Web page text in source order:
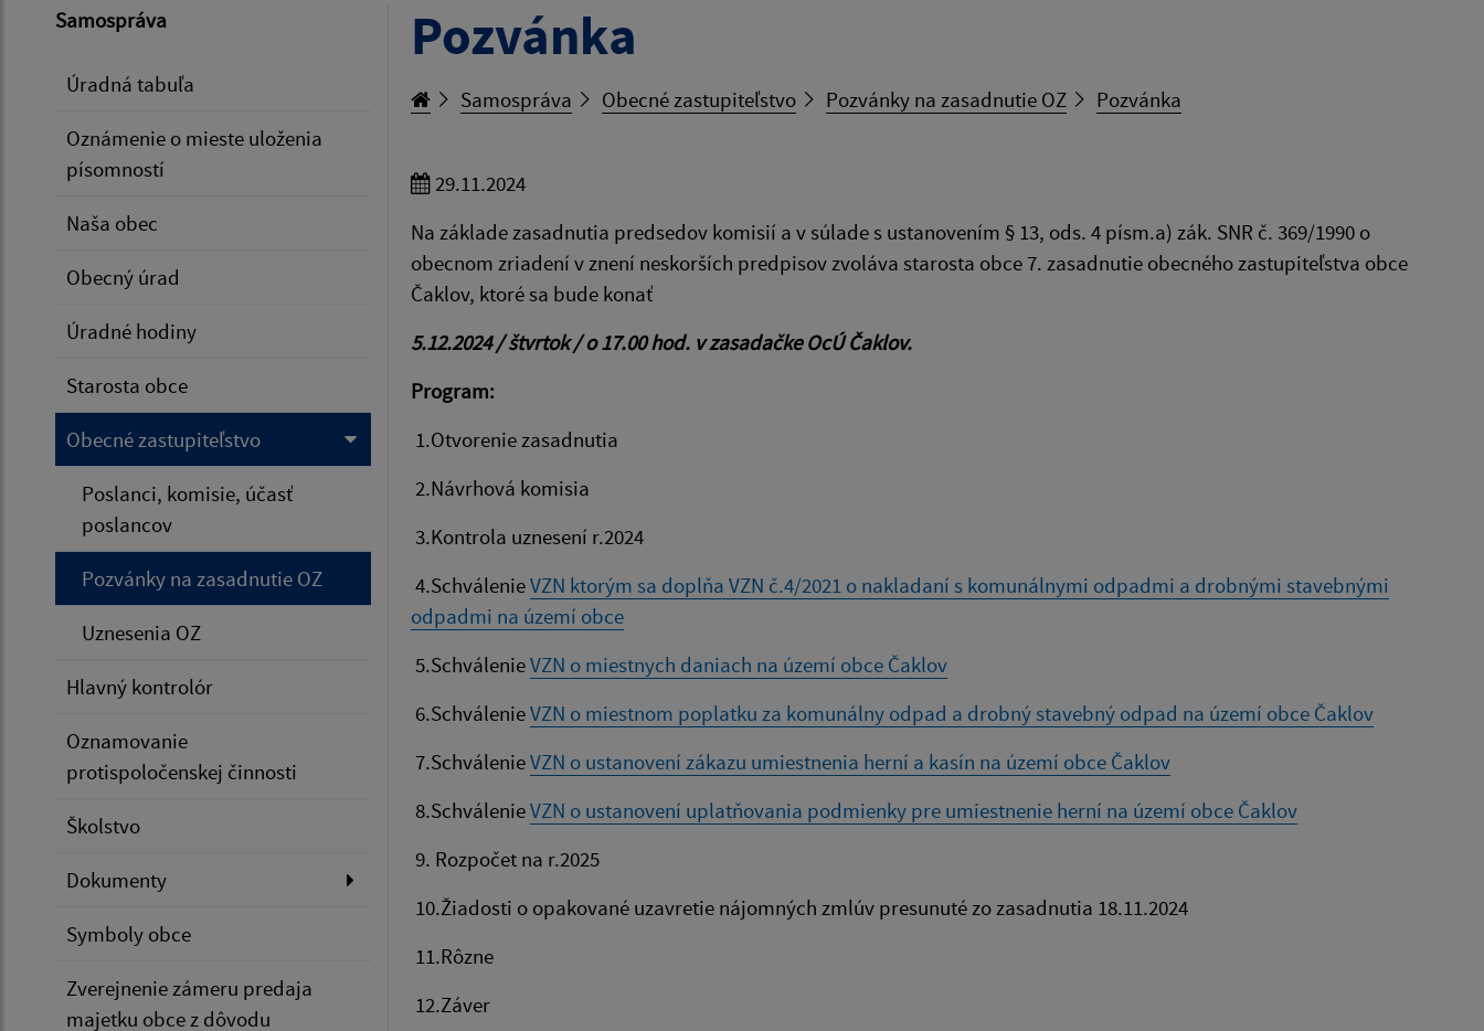
Samospráva
Úradná tabuľa
Oznámenie o mieste uloženia
písomností
Naša obec
Obecný úrad
Úradné hodiny
Starosta obce
Obecné zastupiteľstvo
Poslanci, komisie, účasť
poslancov
Pozvánky na zasadnutie OZ
Uznesenia OZ
Hlavný kontrolór
Oznamovanie
protispoločenskej činnosti
Školstvo
Dokumenty
Symboly obce
Zverejnenie zámeru predaja
majetku obce z dôvodu
Pozvánka
Samospráva Obecné zastupiteľstvo Pozvánky na zasadnutie OZ Pozvánka
29.11.2024
Na základe zasadnutia predsedov komisií a v súlade s ustanovením § 13, ods. 4 písm.a) zák. SNR č. 369/1990 o
obecnom zriadení v znení neskorších predpisov zvoláva starosta obce 7. zasadnutie obecného zastupiteľstva obce
Čaklov, ktoré sa bude konať
5.12.2024 / štvrtok / o 17.00 hod. v zasadačke OcÚ Čaklov.
Program:
1.Otvorenie zasadnutia
2.Návrhová komisia
3.Kontrola uznesení r.2024
4.SchválenieVZN ktorým sa doplňa VZN č.4/2021 o nakladaní s komunálnymi odpadmi a drobnými stavebnými
odpadmi na území obce
5.SchválenieVZN o miestnych daniach na území obce Čaklov
6.SchválenieVZN o miestnom poplatku za komunálny odpad a drobný stavebný odpad na území obce Čaklov
7.SchválenieVZN o ustanovení zákazu umiestnenia herní a kasín na území obce Čaklov
8.SchválenieVZN o ustanovení uplatňovania podmienky pre umiestnenie herní na území obce Čaklov
9. Rozpočet na r.2025
10.Žiadosti o opakované uzavretie nájomných zmlúv presunuté zo zasadnutia 18.11.2024
11.Rôzne
12.Záver